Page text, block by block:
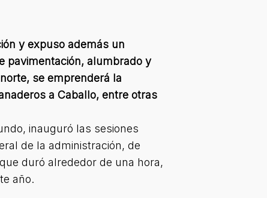
y expuso además un
pavimentación, alumbrado y
se emprenderá la
a Caballo, entre otras
inauguró las sesiones
de la administración, de
duró alrededor de una hora,
año.